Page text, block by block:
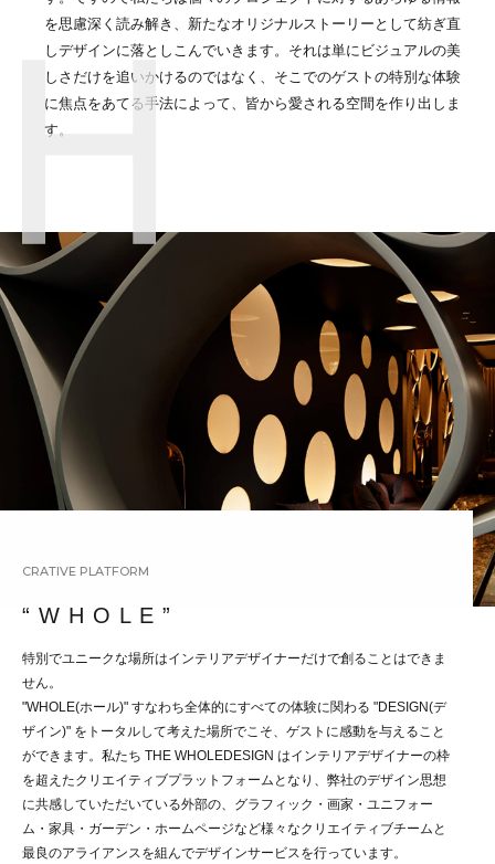
を思慮深く読み解き、新たなオリジナルストーリーとして紡ぎ直
しデザインに落としこんでいきます。それは単にビジュアルの美
しさだけを追いかけるのではなく、そこでのゲストの特別な体験
に焦点をあてる手法によって、皆から愛される空間を作り出しま
す。
CRATIVE PLATFORM
“ W H O L E ”
特別でユニークな場所はインテリアデザイナーだけで創ることはできま
せん。
"WHOLE(ホール)" すなわち全体的にすべての体験に関わる "DESIGN(デ
ザイン)" をトータルして考えた場所でこそ、ゲストに感動を与えること
ができます。私たち THE WHOLEDESIGN はインテリアデザイナーの枠
を超えたクリエイティブプラットフォームとなり、弊社のデザイン思想
に共感していただいている外部の、グラフィック・画家・ユニフォー
ム・家具・ガーデン・ホームページなど様々なクリエイティブチームと
最良のアライアンスを組んでデザインサービスを行っています。